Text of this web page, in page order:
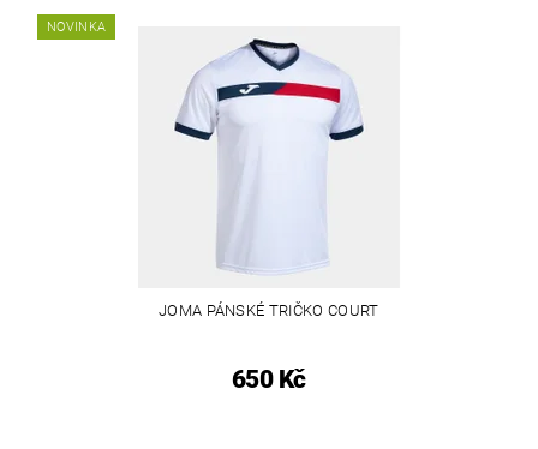
NOVINKA
JOMA PÁNSKÉ TRIČKO COURT
650 Kč